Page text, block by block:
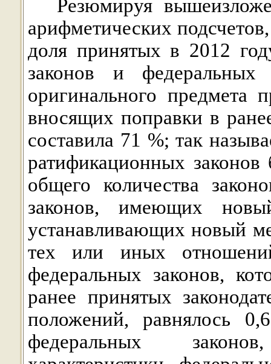
Резюмируя
арифметических
доля принятых в 2012
законов и
оригинального предмета
вносящих поправки в
составила 71 %; так
ратификационных
общего количества
законов, имеющих
устанавливающих новый
тех или иных
федеральных законов,
ранее принятых
положений, равнялось
федеральных